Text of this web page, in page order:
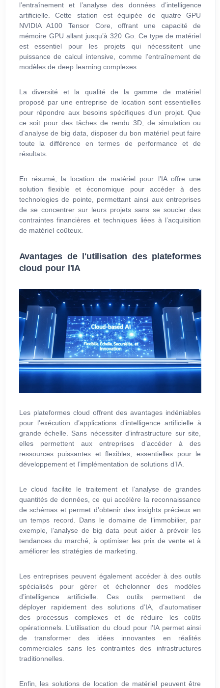
l’entraînement et l’analyse des données d’intelligence
artificielle. Cette station est équipée de quatre GPU
NVIDIA A100 Tensor Core, offrant une capacité de
mémoire GPU allant jusqu’à 320 Go. Ce type de matériel
est essentiel pour les projets qui nécessitent une
puissance de calcul intensive, comme l’entraînement de
modèles de deep learning complexes.
La diversité et la qualité de la gamme de matériel
proposé par une entreprise de location sont essentielles
pour répondre aux besoins spécifiques d’un projet. Que
ce soit pour des tâches de rendu 3D, de simulation ou
d’analyse de big data, disposer du bon matériel peut faire
toute la différence en termes de performance et de
résultats.
En résumé, la location de matériel pour l’IA offre une
solution flexible et économique pour accéder à des
technologies de pointe, permettant ainsi aux entreprises
de se concentrer sur leurs projets sans se soucier des
contraintes financières et techniques liées à l’acquisition
de matériel coûteux.
Avantages de l'utilisation des plateformes
cloud pour l'IA
Les plateformes cloud offrent des avantages indéniables
pour l’exécution d’applications d’intelligence artificielle à
grande échelle. Sans nécessiter d’infrastructure sur site,
elles permettent aux entreprises d’accéder à des
ressources puissantes et flexibles, essentielles pour le
développement et l’implémentation de solutions d’IA.
Le cloud facilite le traitement et l’analyse de grandes
quantités de données, ce qui accélère la reconnaissance
de schémas et permet d’obtenir des insights précieux en
un temps record. Dans le domaine de l’immobilier, par
exemple, l’analyse de big data peut aider à prévoir les
tendances du marché, à optimiser les prix de vente et à
améliorer les stratégies de marketing.
Les entreprises peuvent également accéder à des outils
spécialisés pour gérer et échelonner des modèles
d’intelligence artificielle. Ces outils permettent de
déployer rapidement des solutions d’IA, d’automatiser
des processus complexes et de réduire les coûts
opérationnels. L’utilisation du cloud pour l’IA permet ainsi
de transformer des idées innovantes en réalités
commerciales sans les contraintes des infrastructures
traditionnelles.
Enfin, les solutions de location de matériel peuvent être